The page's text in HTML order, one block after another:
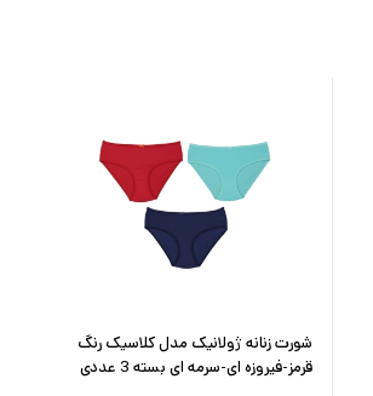
شورت زنانه ژولانیک مدل کلاسیک رنگ
قرمز-فیروزه ای-سرمه ای بسته 3 عددی